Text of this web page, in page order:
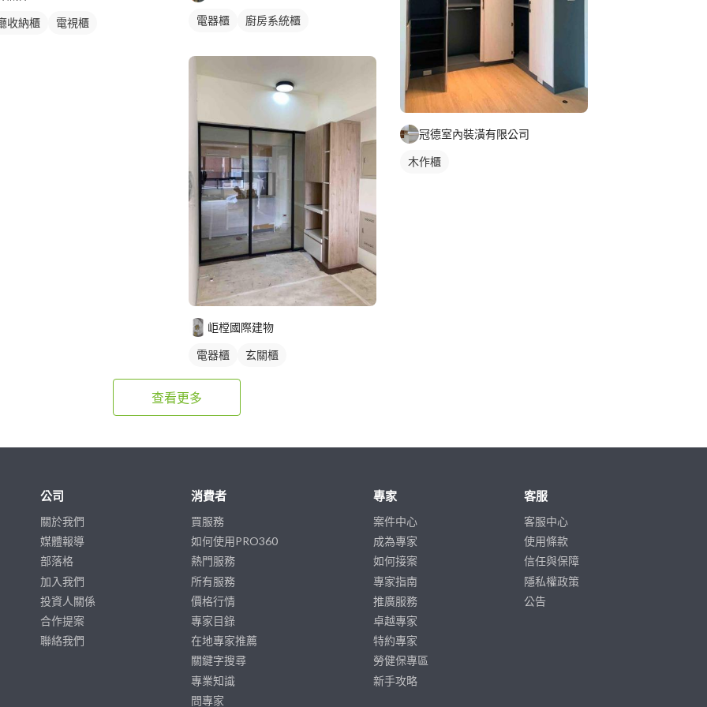
收納櫃 電視櫃 電器櫃 廚房系統櫃
岠樘國際建物
電器櫃 玄關櫃
冠德室內裝潢有限公司
木作櫃
查看更多
公司
關於我們
媒體報導
部落格
加入我們
投資人關係
合作提案
聯絡我們
消費者
買服務
如何使用PRO360
熱門服務
所有服務
價格行情
專家目錄
在地專家推薦
關鍵字搜尋
專業知識
問專家
專家
案件中心
成為專家
如何接案
專家指南
推廣服務
卓越專家
特約專家
勞健保專區
新手攻略
客服
客服中心
使用條款
信任與保障
隱私權政策
公告